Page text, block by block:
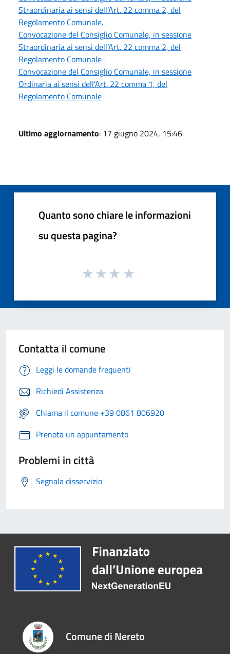
Straordinaria ai sensi dell’Art. 22 comma 2, del
Regolamento Comunale.
Convocazione del Consiglio Comunale, in sessione
Straordinaria ai sensi dell’Art. 22 comma 2, del
Regolamento Comunale-
Convocazione del Consiglio Comunale, in sessione
Ordinaria ai sensi dell’Art. 22 comma 1, del
Regolamento Comunale
Ultimo aggiornamento: 17 giugno 2024, 15:46
Quanto sono chiare le informazioni
su questa pagina?
Contatta il comune
Leggi le domande frequenti
Richiedi Assistenza
Chiama il comune +39 0861 806920
Prenota un appuntamento
Problemi in città
Segnala disservizio
Comune di Nereto